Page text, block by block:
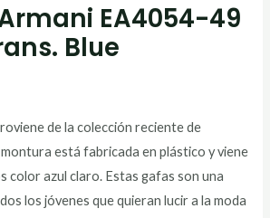
EA4054-49
Blue
de la colección reciente de
está fabricada en plástico y viene
color azul claro. Estas gafas son una
los jóvenes que quieran lucir a la moda